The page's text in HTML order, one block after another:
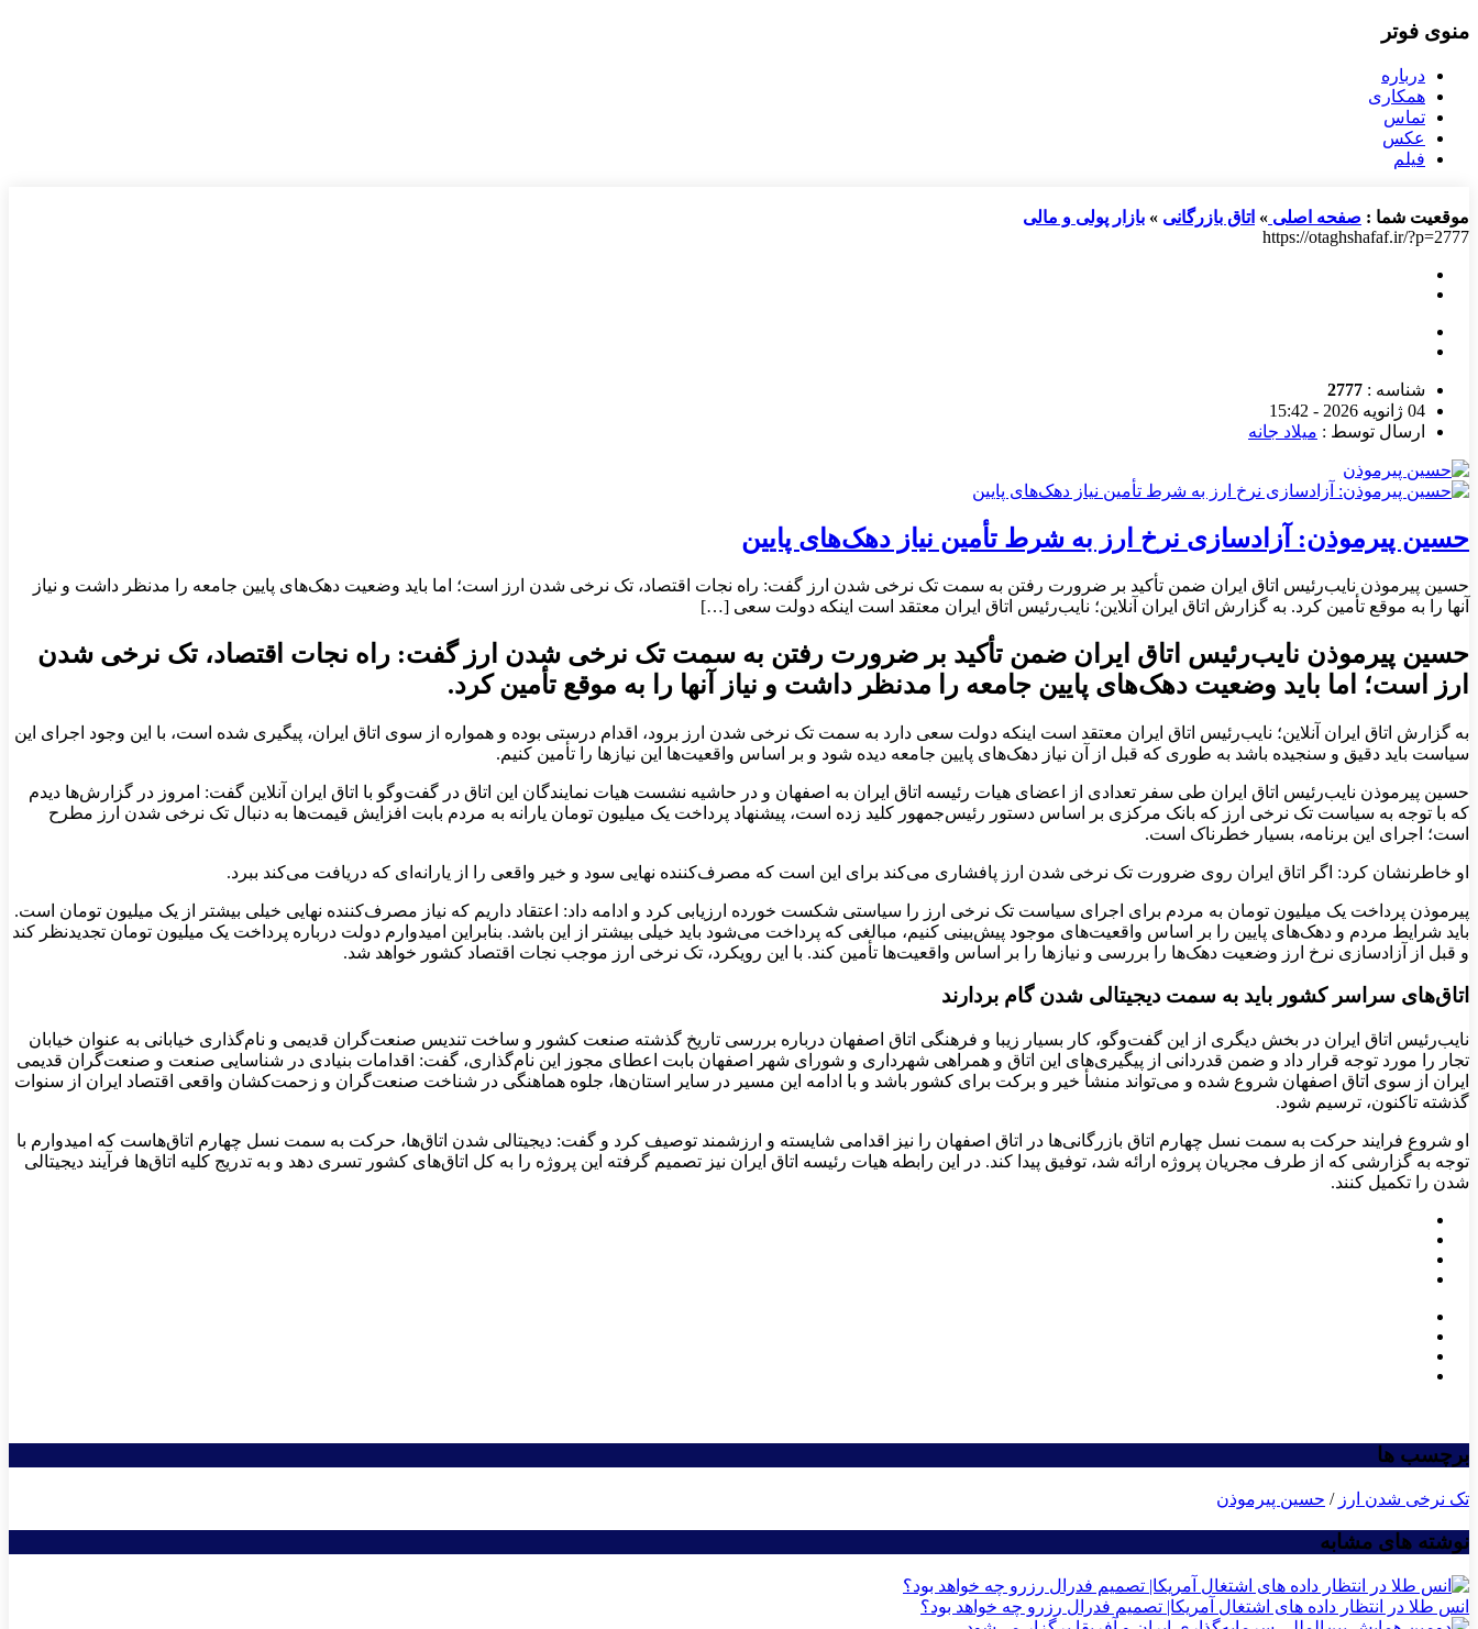
منوی فوتر
درباره
همکاری
تماس
عکس
فیلم
موقعیت شما : صفحه اصلی » اتاق بازرگانی » بازار پولی و مالی
https://otaghshafaf.ir/?p=2777
شناسه : 2777
04 ژانویه 2026 - 15:42
ارسال توسط : میلاد جانه
حسین پیرموذن: آزادسازی نرخ ارز به شرط تأمین نیاز دهک‌های پایین
حسین پیرموذن نایب‌رئیس اتاق ایران ضمن تأکید بر ضرورت رفتن به سمت تک نرخی شدن ارز گفت: راه نجات اقتصاد، تک نرخی شدن ارز است؛ اما باید وضعیت دهک‌های پایین جامعه را مدنظر داشت و نیاز
آنها را به موقع تأمین کرد. به گزارش اتاق ایران آنلاین؛ نایب‌رئیس اتاق ایران معتقد است اینکه دولت سعی […]
حسین پیرموذن نایب‌رئیس اتاق ایران ضمن تأکید بر ضرورت رفتن به سمت تک نرخی شدن ارز گفت: راه نجات اقتصاد، تک نرخی شدن
ارز است؛ اما باید وضعیت دهک‌های پایین جامعه را مدنظر داشت و نیاز آنها را به موقع تأمین کرد.
به گزارش اتاق ایران آنلاین؛ نایب‌رئیس اتاق ایران معتقد است اینکه دولت سعی دارد به سمت تک نرخی شدن ارز برود، اقدام درستی بوده و همواره از سوی اتاق ایران، پیگیری شده است، با این وجود اجرای این
سیاست باید دقیق و سنجیده باشد به طوری که قبل از آن نیاز دهک‌های پایین جامعه دیده شود و بر اساس واقعیت‌ها این نیازها را تأمین کنیم.
حسین پیرموذن نایب‌رئیس اتاق ایران طی سفر تعدادی از اعضای هیات رئیسه اتاق ایران به اصفهان و در حاشیه نشست هیات نمایندگان این اتاق در گفت‌وگو با اتاق ایران آنلاین گفت: امروز در گزارش‌ها دیدم
که با توجه به سیاست تک نرخی ارز که بانک مرکزی بر اساس دستور رئیس‌جمهور کلید زده است، پیشنهاد پرداخت یک میلیون تومان یارانه به مردم بابت افزایش قیمت‌ها به دنبال تک نرخی شدن ارز مطرح
است؛ اجرای این برنامه، بسیار خطرناک است.
او خاطرنشان کرد: اگر اتاق ایران روی ضرورت تک نرخی شدن ارز پافشاری می‌کند برای این است که مصرف‌کننده نهایی سود و خیر واقعی را از یارانه‌ای که دریافت می‌کند ببرد.
پیرموذن پرداخت یک میلیون تومان به مردم برای اجرای سیاست تک نرخی ارز را سیاستی شکست خورده ارزیابی کرد و ادامه داد: اعتقاد داریم که نیاز مصرف‌کننده نهایی خیلی بیشتر از یک میلیون تومان است.
باید شرایط مردم و دهک‌های پایین را بر اساس واقعیت‌های موجود پیش‌بینی کنیم، مبالغی که پرداخت می‌شود باید خیلی بیشتر از این باشد. بنابراین امیدوارم دولت درباره پرداخت یک میلیون تومان تجدیدنظر کند
و قبل از آزادسازی نرخ ارز وضعیت دهک‌ها را بررسی و نیازها را بر اساس واقعیت‌ها تأمین کند. با این رویکرد، تک نرخی ارز موجب نجات اقتصاد کشور خواهد شد.
اتاق‌های سراسر کشور باید به سمت دیجیتالی شدن گام بردارند
نایب‌رئیس اتاق ایران در بخش دیگری از این گفت‌وگو، کار بسیار زیبا و فرهنگی اتاق اصفهان درباره بررسی تاریخ گذشته صنعت کشور و ساخت تندیس صنعت‌گران قدیمی و نام‌گذاری خیابانی به عنوان خیابان
تجار را مورد توجه قرار داد و ضمن قدردانی از پیگیری‌های این اتاق و همراهی شهرداری و شورای شهر اصفهان بابت اعطای مجوز این نام‌گذاری، گفت: اقدامات بنیادی در شناسایی صنعت و صنعت‌گران قدیمی
ایران از سوی اتاق اصفهان شروع شده و می‌تواند منشأ خیر و برکت برای کشور باشد و با ادامه این مسیر در سایر استان‌ها، جلوه هماهنگی در شناخت صنعت‌گران و زحمت‌کشان واقعی اقتصاد ایران از سنوات
گذشته تاکنون، ترسیم شود.
او شروع فرایند حرکت به سمت نسل چهارم اتاق بازرگانی‌ها در اتاق اصفهان را نیز اقدامی شایسته و ارزشمند توصیف کرد و گفت: دیجیتالی شدن اتاق‌ها، حرکت به سمت نسل چهارم اتاق‌هاست که امیدوارم با
توجه به گزارشی که از طرف مجریان پروژه ارائه شد، توفیق پیدا کند. در این رابطه هیات رئیسه اتاق ایران نیز تصمیم گرفته این پروژه را به کل اتاق‌های کشور تسری دهد و به تدریج کلیه اتاق‌ها فرآیند دیجیتالی
شدن را تکمیل کنند.
برچسب ها
تک نرخی شدن ارز / حسین پیرموذن
نوشته های مشابه
انس طلا در انتظار داده های اشتغال آمریکا| تصمیم فدرال رزرو چه خواهد بود؟